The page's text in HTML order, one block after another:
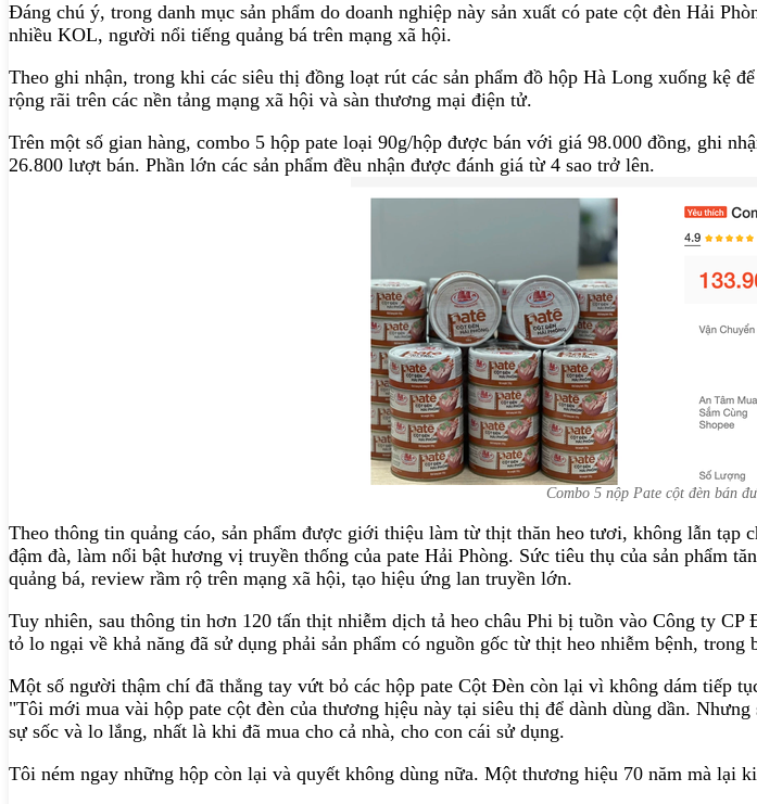
Đáng chú ý, trong danh mục sản phẩm do doanh nghiệp này sản xuất có pate cột đèn Hải
nhiều KOL, người nổi tiếng quảng bá trên mạng xã hội.
Theo ghi nhận, trong khi các siêu thị đồng loạt rút các sản phẩm đồ hộp Hà Long xuống kệ
rộng rãi trên các nền tảng mạng xã hội và sàn thương mại điện tử.
Trên một số gian hàng, combo 5 hộp pate loại 90g/hộp được bán với giá 98.000 đồng, ghi
26.800 lượt bán. Phần lớn các sản phẩm đều nhận được đánh giá từ 4 sao trở lên.
Combo 5 nộp Pate cột đèn bán
Theo thông tin quảng cáo, sản phẩm được giới thiệu làm từ thịt thăn heo tươi, không lẫn
đậm đà, làm nổi bật hương vị truyền thống của pate Hải Phòng. Sức tiêu thụ của sản phẩm
quảng bá, review rầm rộ trên mạng xã hội, tạo hiệu ứng lan truyền lớn.
Tuy nhiên, sau thông tin hơn 120 tấn thịt nhiễm dịch tả heo châu Phi bị tuồn vào Công ty
tỏ lo ngại về khả năng đã sử dụng phải sản phẩm có nguồn gốc từ thịt heo nhiễm bệnh,
Một số người thậm chí đã thẳng tay vứt bỏ các hộp pate Cột Đèn còn lại vì không dám tiếp
"Tôi mới mua vài hộp pate cột đèn của thương hịệu này tại siêu thị để dành dùng dần.
sự sốc và lo lắng, nhất là khi đã mua cho cả nhà, cho con cái sử dụng.
Tôi ném ngay những hộp còn lại và quyết không dùng nữa. Một thương hiệu 70 năm mà lại